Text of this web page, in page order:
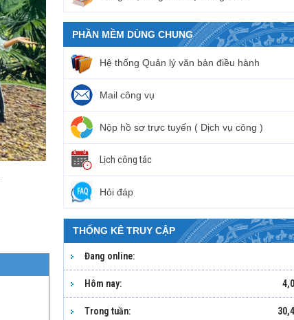
PHẦN MỀM DÙNG CHUNG
Hệ thống Quản lý văn bản điều hành
Mail công vụ
Nộp hồ sơ trực tuyến ( Dịch vụ công )
Lịch công tác
Hỏi đáp
THỐNG KÊ TRUY CẬP
Đang online:
Hôm nay:
Trong tuần: